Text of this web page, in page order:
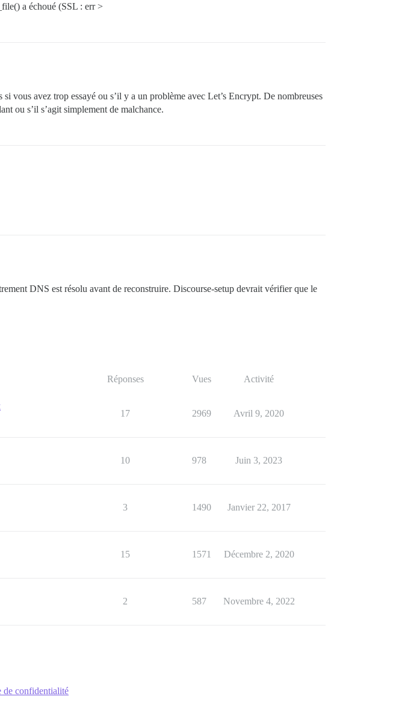
a échoué (SSL : err >
vous avez trop essayé ou s’il y a un problème avec Let’s Encrypt. De nombreuses
ou s’il s’agit simplement de malchance.
DNS est résolu avant de reconstruire. Discourse-setup devrait vérifier que le
Réponses Vues Activité
17 2969 Avril 9, 2020
10 978 Juin 3, 2023
3 1490 Janvier 22, 2017
15 1571 Décembre 2, 2020
2 587 Novembre 4, 2022
de confidentialité